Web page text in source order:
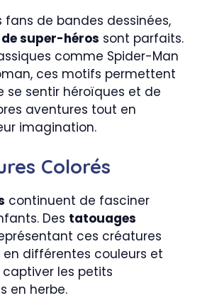
fans de bandes dessinées,
super-héros sont parfaits.
comme Spider-Man
ces motifs permettent
se sentir héroïques et de
aventures tout en
imagination.
Colorés
continuent de fasciner
Des tatouages
ces créatures
en différentes couleurs et
les petits
en herbe.